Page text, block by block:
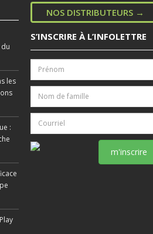
les
:
NOS DISTRIBUTEURS →
S’INSCRIRE À L’INFOLETTRE
m'inscrire